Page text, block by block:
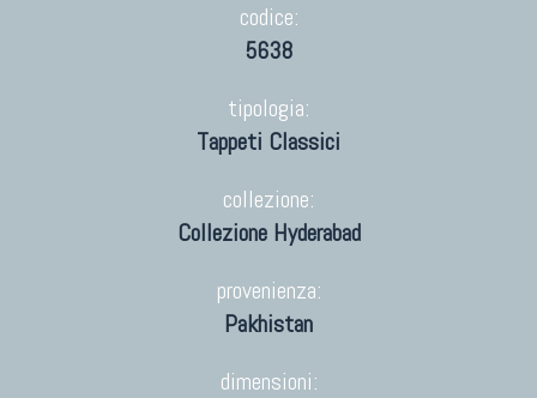
codice:
5638
tipologia:
Tappeti Classici
collezione:
Collezione Hyderabad
provenienza:
Pakhistan
dimensioni: